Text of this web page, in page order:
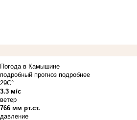
Погода в Камышине
подробный прогноз подробнее
29C°
3.3 м/с
ветер
766 мм рт.ст.
давление